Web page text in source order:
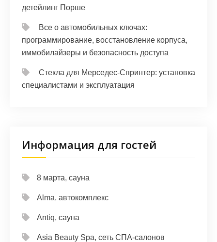
детейлинг Порше
Все о автомобильных ключах:
программирование, восстановление корпуса,
иммобилайзеры и безопасность доступа
Стекла для Мерседес-Спринтер: установка
специалистами и эксплуатация
Информация для гостей
8 марта, сауна
Alma, автокомплекс
Antiq, сауна
Asia Beauty Spa, сеть СПА-салонов